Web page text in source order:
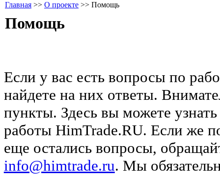
Главная >> О проекте >> Помощь
Помощь
Если у вас есть вопросы по
найдете на них ответы.
пункты. Здесь вы можете
работы HimTrade.RU. Если же
еще остались вопросы,
info@himtrade.ru. Мы